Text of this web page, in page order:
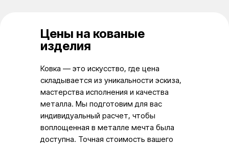
Цены на кованые
изделия
Ковка — это искусство, где цена
складывается из уникальности эскиза,
мастерства исполнения и качества
металла. Мы подготовим для вас
индивидуальный расчет, чтобы
воплощенная в металле мечта была
доступна. Точная стоимость вашего